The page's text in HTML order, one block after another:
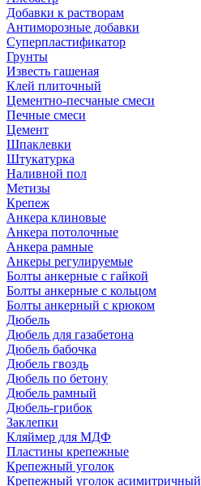
Добавки к растворам
Антиморозные добавки
Суперпластификатор
Грунты
Известь гашеная
Клей плиточный
Цементно-песчаные смеси
Печные смеси
Цемент
Шпаклевки
Штукатурка
Наливной пол
Метизы
Крепеж
Анкера клиновые
Анкера потолочные
Анкера рамные
Анкеры регулируемые
Болты анкерные с гайкой
Болты анкерные с кольцом
Болты анкерный с крюком
Дюбель
Дюбель для газабетона
Дюбель бабочка
Дюбель гвоздь
Дюбель по бетону
Дюбель рамный
Дюбель-грибок
Заклепки
Кляймер для МДФ
Пластины крепежные
Крепежный уголок
Крепежный уголок асимитричный